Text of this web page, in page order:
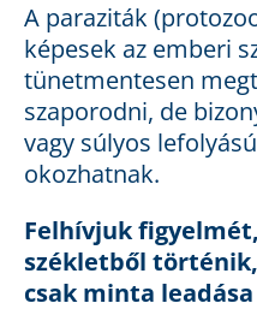
A paraziták
képesek az emberi
tünetmentesen
szaporodni, de
vagy súlyos
okozhatnak.
Felhívjuk
székletből
csak minta